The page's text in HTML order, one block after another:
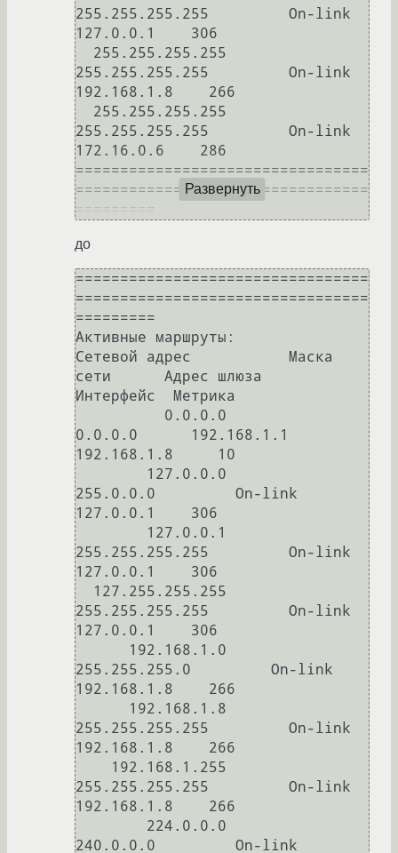
255.255.255.255         On-link
127.0.0.1    306
255.255.255.255         On-link
192.168.1.8    266
255.255.255.255         On-link
172.16.0.6    286
=================================
=================================
Развернуть
до
=================================
=================================
=========
Активные маршруты:
Сетевой адрес           Маска
сети      Адрес шлюза
Интерфейс  Метрика
0.0.0.0      192.168.1.1
192.168.1.8     10
255.0.0.0         On-link
127.0.0.1    306
255.255.255.255         On-link
127.0.0.1    306
255.255.255.255         On-link
127.0.0.1    306
255.255.255.0         On-link
192.168.1.8    266
255.255.255.255         On-link
192.168.1.8    266
255.255.255.255         On-link
192.168.1.8    266
240.0.0.0         On-link